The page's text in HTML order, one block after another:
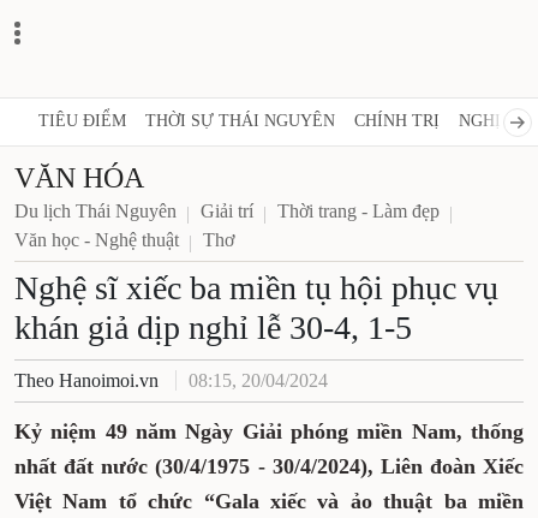
TIÊU ĐIỂM THỜI SỰ THÁI NGUYÊN CHÍNH TRỊ NGHỊ
VĂN HÓA
Du lịch Thái Nguyên Giải trí
Thời trang - Làm đẹp
Văn học - Nghệ thuật
Thơ
Nghệ sĩ xiếc ba miền tụ hội phục vụ
khán giả dịp nghỉ lễ 30-4, 1-5
Theo Hanoimoi.vn 08:15, 20/04/2024
Kỷ niệm 49 năm Ngày Giải phóng miền Nam, thống
nhất đất nước (30/4/1975 - 30/4/2024), Liên đoàn Xiếc
Việt Nam tổ chức “Gala xiếc và ảo thuật ba miền